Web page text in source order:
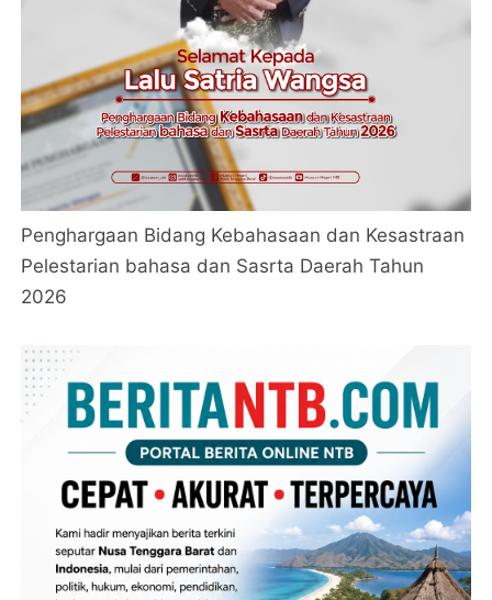
Penghargaan Bidang Kebahasaan dan Kesastraan
Pelestarian bahasa dan Sasrta Daerah Tahun
2026